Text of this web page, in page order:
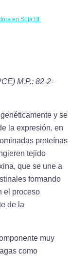
en Soja Bt
M.P.: 82-2-
y se
la expresión, en
proteínas
tejido
que se une a
formando
el proceso
de la
muy
como